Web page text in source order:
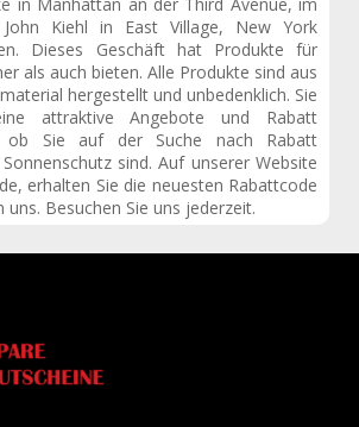
Kiehl in East Village, New York
Dieses Geschäft hat Produkte für
als auch bieten. Alle Produkte sind aus
hergestellt und unbedenklich. Sie
attraktive Angebote und Rabatt
ob Sie auf der Suche nach Rabatt
sind. Auf unserer Website
, erhalten Sie die neuesten Rabattcode
uns. Besuchen Sie uns jederzeit.